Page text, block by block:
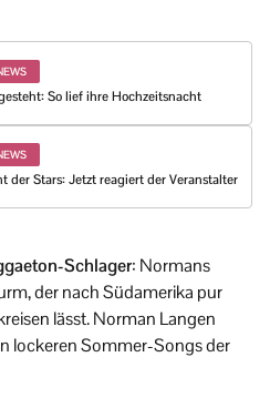
So lief ihre Hochzeitsnacht
der Stars: Jetzt reagiert der Veranstalter
Schlager: Normans
der nach Südamerika pur
lässt. Norman Langen
lockeren Sommer-Songs der